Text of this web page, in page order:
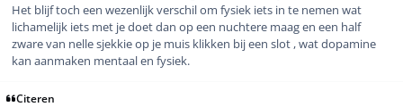
Het blijf toch een wezenlijk verschil om fysiek iets in te nemen wat
lichamelijk iets met je doet dan op een nuchtere maag en een half
zware van nelle sjekkie op je muis klikken bij een slot , wat dopamine
kan aanmaken mentaal en fysiek.
Citeren